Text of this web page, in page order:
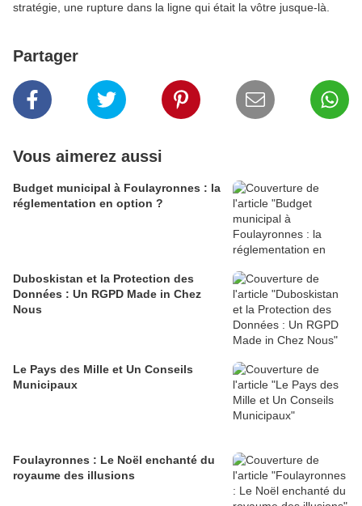
stratégie, une rupture dans la ligne qui était la vôtre jusque-là.
Partager
Vous aimerez aussi
Budget municipal à Foulayronnes : la
réglementation en option ?
Duboskistan et la Protection des
Données : Un RGPD Made in Chez
Nous
Le Pays des Mille et Un Conseils
Municipaux
Foulayronnes : Le Noël enchanté du
royaume des illusions